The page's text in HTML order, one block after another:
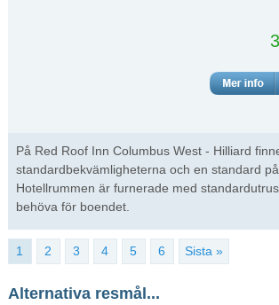
På Red Roof Inn Columbus West - Hilliard
standardbekvämligheterna och en standard
Hotellrummen är furnerade med
behöva för boendet.
1 2 3 4 5 6 Sista »
Alternativa resmål...